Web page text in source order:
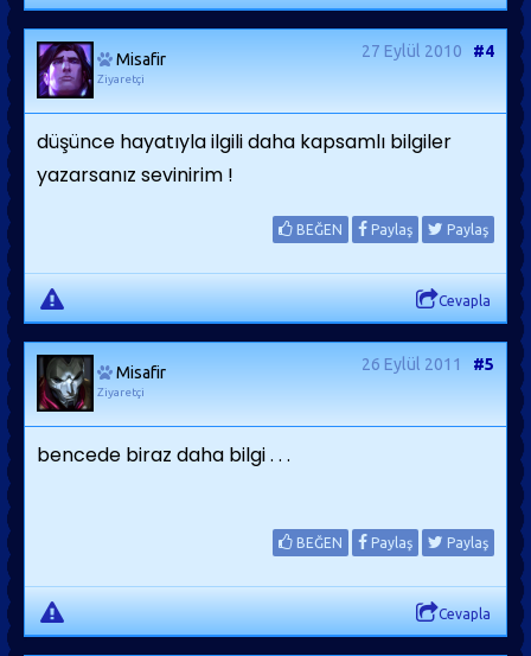
Misafir
Ziyaretçi
27 Eylül 2010 #4
düşünce hayatıyla ilgili daha kapsamlı bilgiler
yazarsanız sevinirim !
BEĞEN Paylaş Paylaş
Cevapla
Misafir
Ziyaretçi
26 Eylül 2011 #5
bencede biraz daha bilgi . . .
BEĞEN Paylaş Paylaş
Cevapla